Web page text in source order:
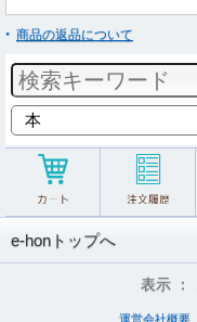
商品の返品について
e-honトップへ
表示 ：
運営会社概要